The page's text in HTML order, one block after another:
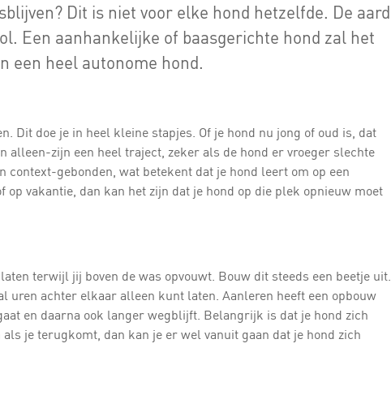
Dit is niet voor elke hond hetzelfde. De aard
Een aanhankelijke of baasgerichte hond zal het
een heel autonome hond.
Dit doe je in heel kleine stapjes. Of je hond nu jong of oud is, dat
alleen-zijn een heel traject, zeker als de hond er vroeger slechte
context-gebonden, wat betekent dat je hond leert om op een
op vakantie, dan kan het zijn dat je hond op die plek opnieuw moet
terwijl jij boven de was opvouwt. Bouw dit steeds een beetje uit.
uren achter elkaar alleen kunt laten. Aanleren heeft een opbouw
en daarna ook langer wegblijft. Belangrijk is dat je hond zich
je terugkomt, dan kan je er wel vanuit gaan dat je hond zich